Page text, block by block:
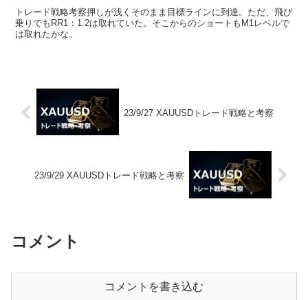
トレード戦略考察押しが浅くそのまま目標ラインに到達。ただ、飛び
乗りでもRR1：1.2は取れていた。そこからのショートもM1レベルで
は取れたかな。
23/9/27 XAUUSDトレード戦略と考察
23/9/29 XAUUSDトレード戦略と考察
コメント
コメントを書き込む